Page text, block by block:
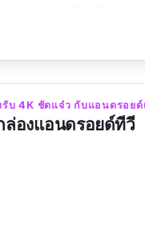
ก เสียบปลั๊กแล้วเล่นได้
รับ 4K ชัดแจ๋ว กับแอนดรอยด์
ล่องแอนดรอยด์ทีวี